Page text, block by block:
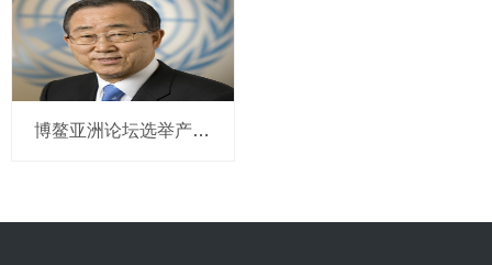
博鳌亚洲论坛选举产生新一届理事会 潘基文当选理事长